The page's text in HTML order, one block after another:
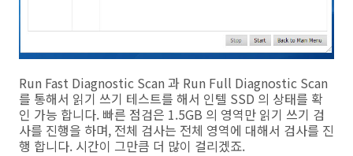
Run Fast Diagnostic Scan 과 Run Full Diagnostic Scan
를 통해서 읽기 쓰기 테스트를 해서 인텔 SSD 의 상태를 확
인 가능 합니다. 빠른 점검은 1.5GB 의 영역만 읽기 쓰기 검
사를 진행을 하며, 전체 검사는 전체 영역에 대해서 검사를 진
행 합니다. 시간이 그만큼 더 많이 걸리겠죠.